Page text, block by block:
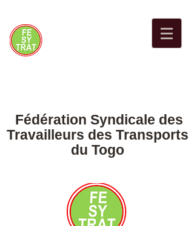
Fédération Syndicale des
Travailleurs des Transports
du Togo